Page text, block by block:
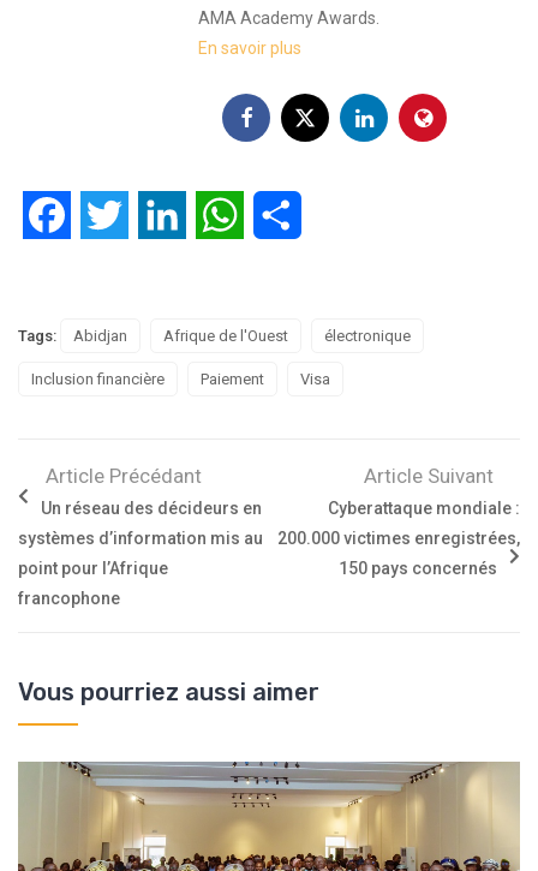
AMA Academy Awards.
En savoir plus
FacebookTwitter LinkedIn WhatsApp
Tags: Abidjan Afrique de l'Ouest électronique
Inclusion financière Paiement Visa
Article Précédant
Un réseau des décideurs en
systèmes d’information mis au
point pour l’Afrique
francophone
Article Suivant
Cyberattaque mondiale :
200.000 victimes enregistrées,
150 pays concernés
Vous pourriez aussi aimer